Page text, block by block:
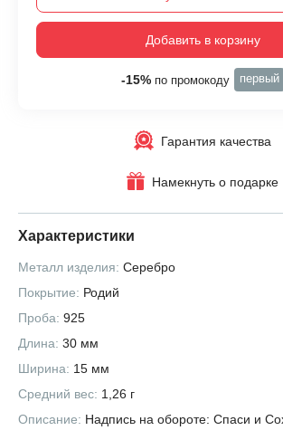
Добавить в корзину
-15%по промокоду первый
Гарантия качества
Намекнуть о подарке
Характеристики
Металл изделия: Серебро
Покрытие: Родий
Проба: 925
Длина: 30 мм
Ширина: 15 мм
Средний вес: 1,26 г
Описание: Надпись на обороте: Спаси и